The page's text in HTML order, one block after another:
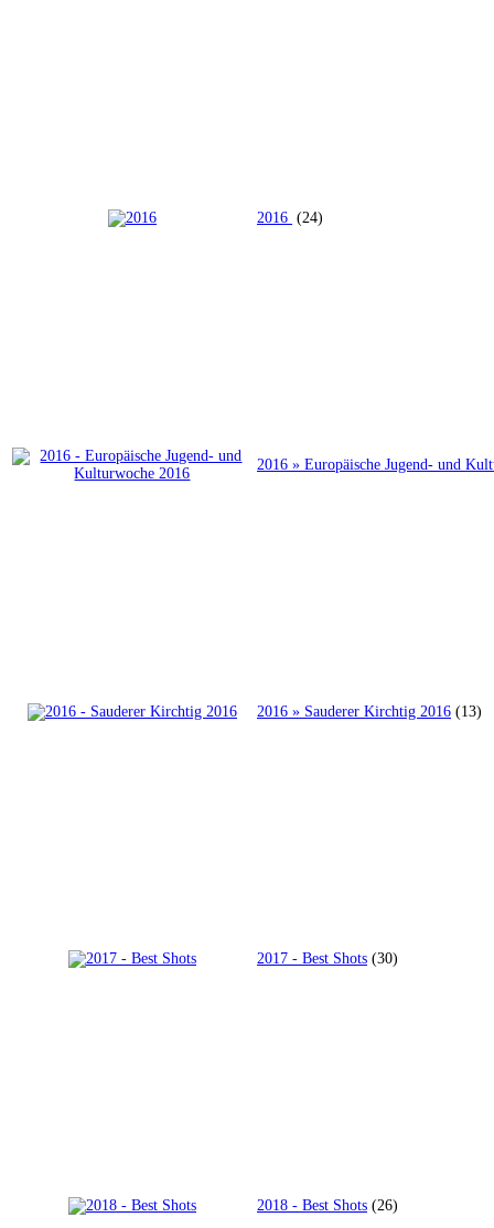
2016 (24)
2016 » Europäische Jugend- und
2016 » Sauderer Kirchtig 2016 (13)
2017 - Best Shots (30)
2018 - Best Shots (26)